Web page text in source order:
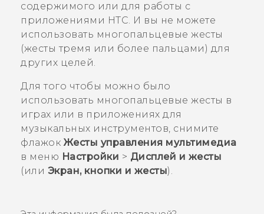
содержимого или для работы с
приложениями HTC. И вы не можете
использовать многопальцевые жесты
(жесты тремя или более пальцами) для
других целей.
Для того чтобы можно было
использовать многопальцевые жесты в
играх или в приложениях для
музыкальных инструментов, снимите
флажок Жесты управления мультимедиа
в меню Настройки > Дисплей и жесты
(или Экран, кнопки и жесты).